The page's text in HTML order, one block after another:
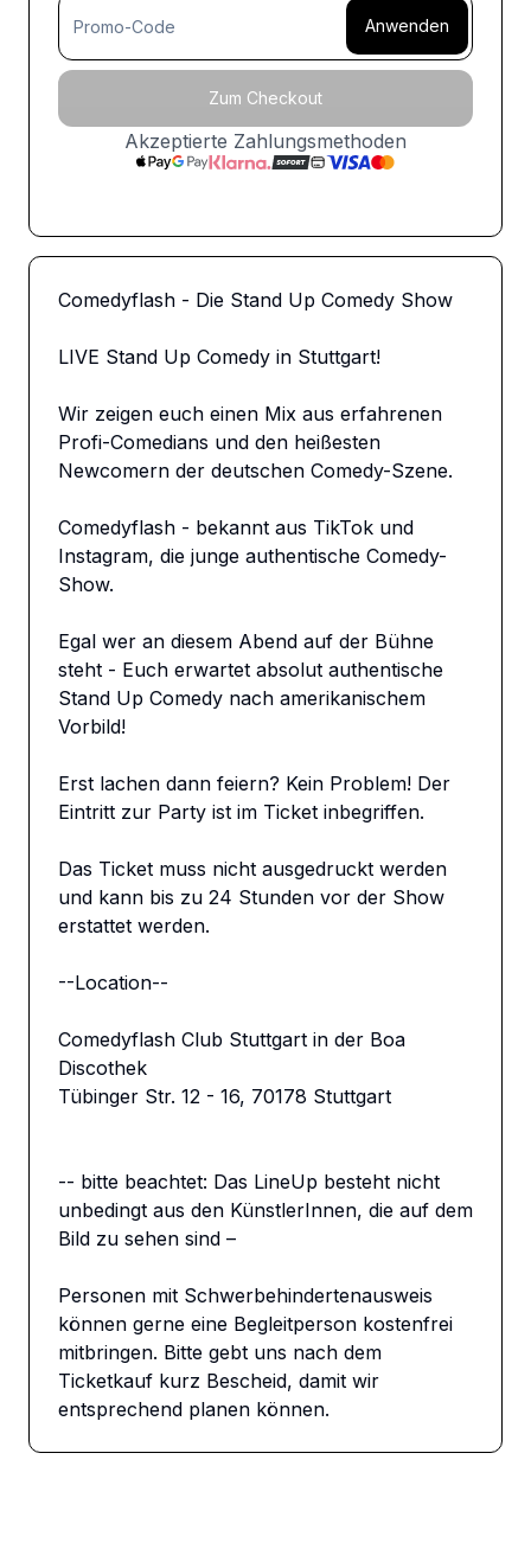
Anwenden
Zum Checkout
Akzeptierte Zahlungsmethoden
Comedyflash - Die Stand Up Comedy Show
LIVE Stand Up Comedy in Stuttgart!
Wir zeigen euch einen Mix aus erfahrenen
Profi-Comedians und den heißesten
Newcomern der deutschen Comedy-Szene.
Comedyflash - bekannt aus TikTok und
Instagram, die junge authentische Comedy-
Show.
Egal wer an diesem Abend auf der Bühne
steht - Euch erwartet absolut authentische
Stand Up Comedy nach amerikanischem
Vorbild!
Erst lachen dann feiern? Kein Problem! Der
Eintritt zur Party ist im Ticket inbegriffen.
Das Ticket muss nicht ausgedruckt werden
und kann bis zu 24 Stunden vor der Show
erstattet werden.
--Location--
Comedyflash Club Stuttgart in der Boa
Discothek
Tübinger Str. 12 - 16, 70178 Stuttgart
-- bitte beachtet: Das LineUp besteht nicht
unbedingt aus den KünstlerInnen, die auf dem
Bild zu sehen sind –
Personen mit Schwerbehindertenausweis
können gerne eine Begleitperson kostenfrei
mitbringen. Bitte gebt uns nach dem
Ticketkauf kurz Bescheid, damit wir
entsprechend planen können.